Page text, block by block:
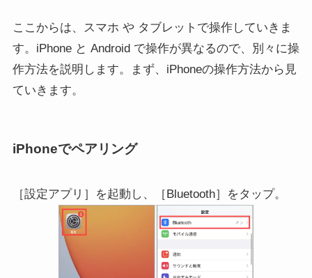
ここからは、スマホ や タブレットで操作していきま
す。iPhone と Android で操作が異なるので、別々に操
作方法を説明します。まず、iPhoneの操作方法から見
ていきます。
iPhoneでペアリング
［設定アプリ］を起動し、［Bluetooth］をタップ。